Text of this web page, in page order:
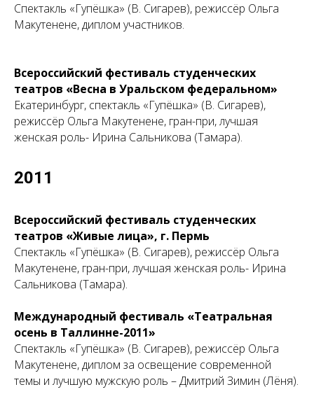
Спектакль «Гупёшка» (В. Сигарев), режиссёр Ольга
Макутенене, диплом участников.
Всероссийский фестиваль студенческих
театров «Весна в Уральском федеральном»
Екатеринбург, спектакль «Гупёшка» (В. Сигарев),
режиссёр Ольга Макутенене, гран-при, лучшая
женская роль- Ирина Сальникова (Тамара).
2011
Всероссийский фестиваль студенческих
театров «Живые лица», г. Пермь
Спектакль «Гупёшка» (В. Сигарев), режиссёр Ольга
Макутенене, гран-при, лучшая женская роль- Ирина
Сальникова (Тамара).
Международный фестиваль «Театральная
осень в Таллинне-2011»
Спектакль «Гупёшка» (В. Сигарев), режиссёр Ольга
Макутенене, диплом за освещение современной
темы и лучшую мужскую роль – Дмитрий Зимин (Лёня).